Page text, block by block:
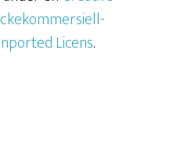
Licens.